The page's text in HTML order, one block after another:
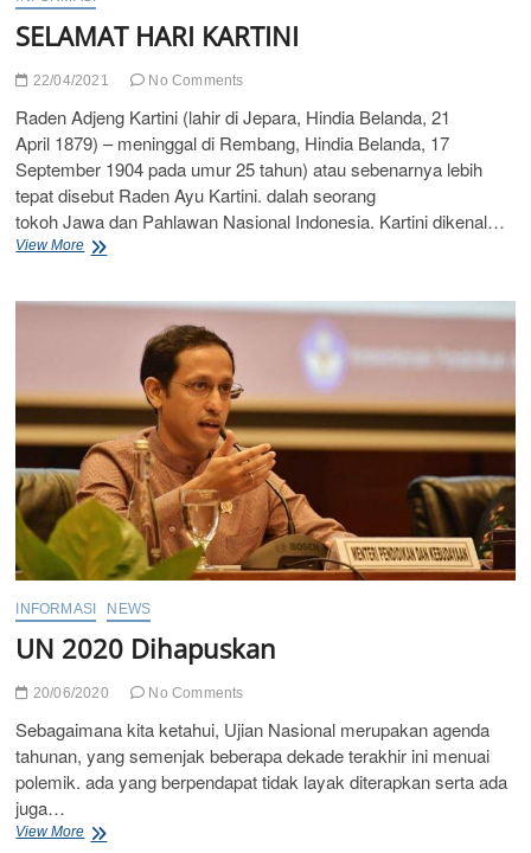
SELAMAT HARI KARTINI
22/04/2021 No Comments
Raden Adjeng Kartini (lahir di Jepara, Hindia Belanda, 21
April 1879) – meninggal di Rembang, Hindia Belanda, 17
September 1904 pada umur 25 tahun) atau sebenarnya lebih
tepat disebut Raden Ayu Kartini. dalah seorang
tokoh Jawa dan Pahlawan Nasional Indonesia. Kartini dikenal…
View MoreSELAMAT
INFORMASI NEWS
UN 2020 Dihapuskan
20/06/2020 No Comments
Sebagaimana kita ketahui, Ujian Nasional merupakan agenda
tahunan, yang semenjak beberapa dekade terakhir ini menuai
polemik. ada yang berpendapat tidak layak diterapkan serta ada
juga…
View MoreUN